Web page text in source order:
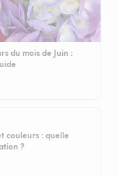
du mois de Juin :
couleurs : quelle
?